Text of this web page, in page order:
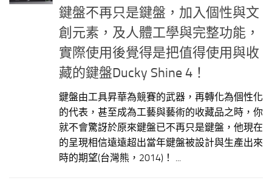
鍵盤不再只是鍵盤，加入個性與文
創元素，及人體工學與完整功能，
實際使用後覺得是把值得使用與收
藏的鍵盤Ducky Shine 4！
鍵盤由工具昇華為競賽的武器，再轉化為個性化
的代表，甚至成為工藝與藝術的收藏品之時，你
就不會驚訝於原來鍵盤已不再只是鍵盤，他現在
的呈現相信遠遠超出當年鍵盤被設計與生產出來
時的期望(台灣熊，2014)！ ...